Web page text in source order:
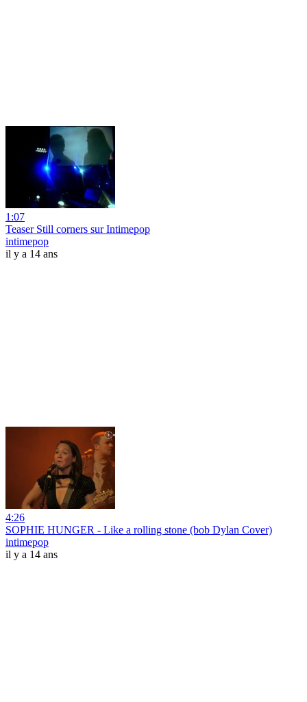
1:07
Teaser Still corners sur Intimepop
intimepop
il y a 14 ans
4:26
SOPHIE HUNGER - Like a rolling stone (bob Dylan Cover)
intimepop
il y a 14 ans